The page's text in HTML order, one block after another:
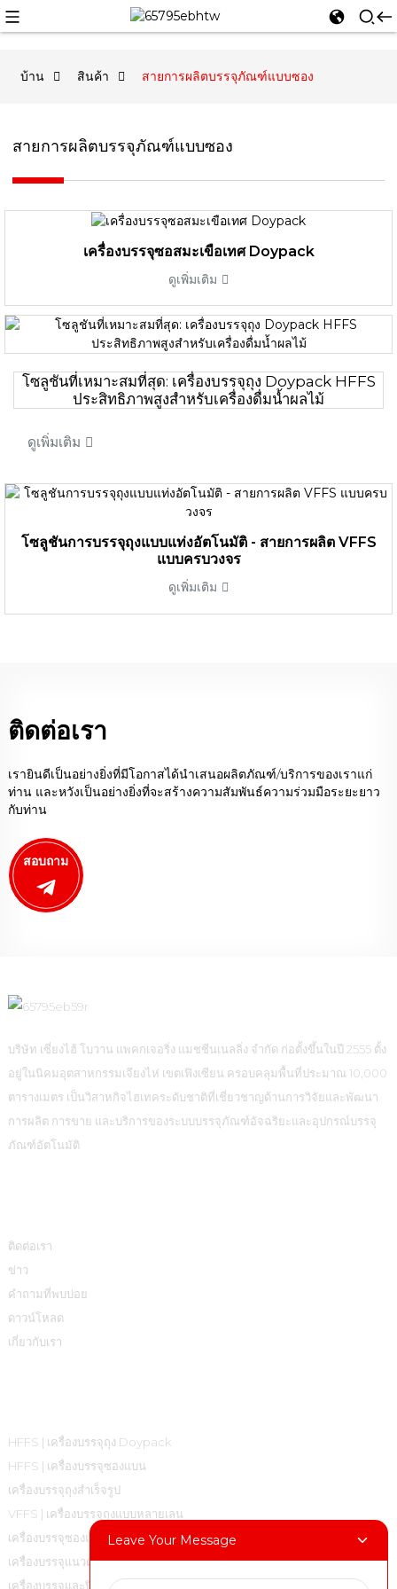
บ้าน สินค้า สายการผลิตบรรจุภัณฑ์แบบซอง
สายการผลิตบรรจุภัณฑ์แบบซอง
เครื่องบรรจุซอสมะเขือเทศ Doypack
ดูเพิ่มเติม
โซลูชันที่เหมาะสมที่สุด: เครื่องบรรจุถุง Doypack HFFS
ประสิทธิภาพสูงสำหรับเครื่องดื่มน้ำผลไม้
ดูเพิ่มเติม
โซลูชันการบรรจุถุงแบบแท่งอัตโนมัติ - สายการผลิต VFFS
แบบครบวงจร
ดูเพิ่มเติม
ติดต่อเรา
เรายินดีเป็นอย่างยิ่งที่มีโอกาสได้นำเสนอผลิตภัณฑ์/บริการของเราแก่
ท่าน และหวังเป็นอย่างยิ่งที่จะสร้างความสัมพันธ์ความร่วมมือระยะยาว
กับท่าน
สอบถาม
บริษัท เซี่ยงไฮ้ โบวาน แพคกเจอริ่ง แมชชีนเนลลิ่ง จำกัด ก่อตั้งขึ้นในปี 2555 ตั้ง
อยู่ในนิคมอุตสาหกรรมเจียงไห่ เขตเฟิงเซียน ครอบคลุมพื้นที่ประมาณ 10,000
ตารางเมตร เป็นวิสาหกิจไฮเทคระดับชาติที่เชี่ยวชาญด้านการวิจัยและพัฒนา
การผลิต การขาย และบริการของระบบบรรจุภัณฑ์อัจฉริยะและอุปกรณ์บรรจุ
ภัณฑ์อัตโนมัติ
ติดต่อเรา
ข่าว
คำถามที่พบบ่อย
ดาวน์โหลด
เกี่ยวกับเรา
HFFS | เครื่องบรรจุถุง Doypack
HFFS | เครื่องบรรจุซองแบน
เครื่องบรรจุถุงสำเร็จรูป
VFFS | เครื่องบรรจุถุงแบบหลายเลน
เครื่องบรรจุซองแบบหลายเลน VFFS |
เครื่องบรรจุแนวตั้งแบบปิดผนึกสำหรับถุงหมอน
เครื่องบรรจุและปิดฝา
Leave Your Message